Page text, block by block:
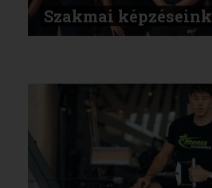
Szakmai képzéseink